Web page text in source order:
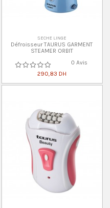
SECHE LINGE
Défroisseur TAURUS GARMENT
STEAMER ORBIT
0 Avis
290,83 DH